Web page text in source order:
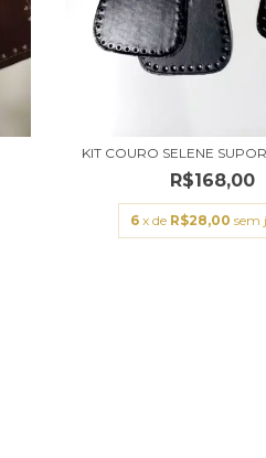
KIT COURO SELENE
R$168,00
6 x de R$28,00 sem